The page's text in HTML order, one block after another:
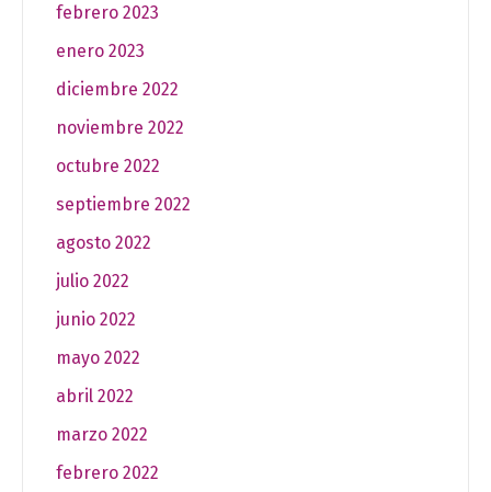
febrero 2023
enero 2023
diciembre 2022
noviembre 2022
octubre 2022
septiembre 2022
agosto 2022
julio 2022
junio 2022
mayo 2022
abril 2022
marzo 2022
febrero 2022